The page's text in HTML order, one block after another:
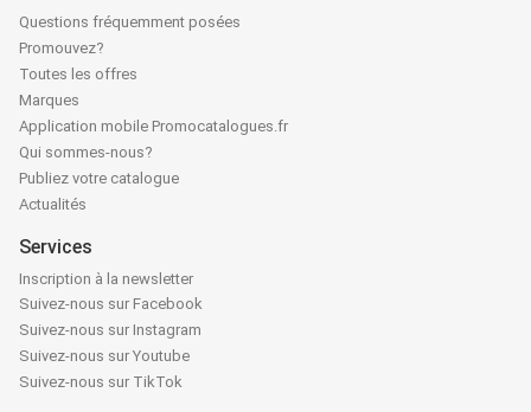
Questions fréquemment posées
Promouvez?
Toutes les offres
Marques
Application mobile Promocatalogues.fr
Qui sommes-nous?
Publiez votre catalogue
Actualités
Services
Inscription à la newsletter
Suivez-nous sur Facebook
Suivez-nous sur Instagram
Suivez-nous sur Youtube
Suivez-nous sur TikTok